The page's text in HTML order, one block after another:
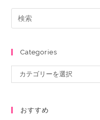
Categories
カテゴリーを選択
おすすめ